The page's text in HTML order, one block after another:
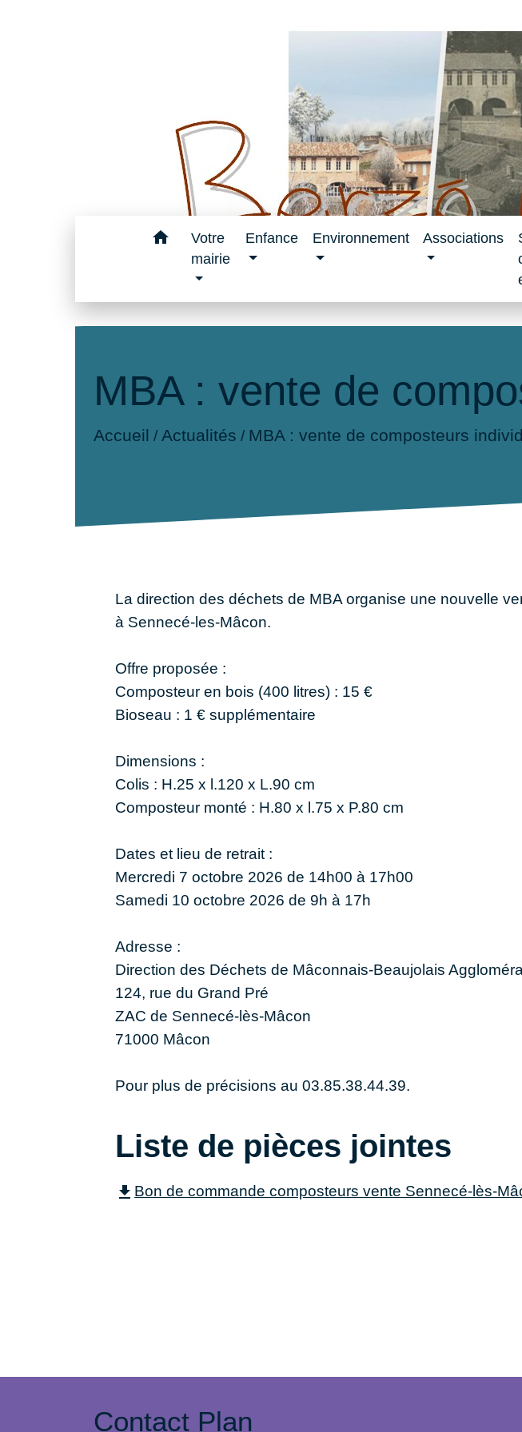
home
Votre
mairie
Enfance Environnement Associations
MBA : vente de
Accueil / Actualités / MBA : vente de composteurs
La direction des déchets de MBA organise une nouvelle
à Sennecé-les-Mâcon.
Offre proposée :
Composteur en bois (400 litres) : 15 €
Bioseau : 1 € supplémentaire
Dimensions :
Colis : H.25 x l.120 x L.90 cm
Composteur monté : H.80 x l.75 x P.80 cm
Dates et lieu de retrait :
Mercredi 7 octobre 2026 de 14h00 à 17h00
Samedi 10 octobre 2026 de 9h à 17h
Adresse :
Direction des Déchets de Mâconnais-Beaujolais
124, rue du Grand Pré
ZAC de Sennecé-lès-Mâcon
71000 Mâcon
Pour plus de précisions au 03.85.38.44.39.
Liste de pièces jointes
file_download Bon de commande composteurs vente Sennecé-lès-
Contact Plan